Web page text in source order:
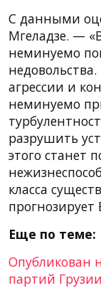
С данными
Мгеладзе. —
неминуемо
агрессии и
неминуемо
разрушить
этого станет
класса
прогнозирует
Еще по теме:
Опубликован
партий Грузии